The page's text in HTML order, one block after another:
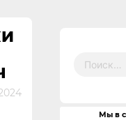
Мы в